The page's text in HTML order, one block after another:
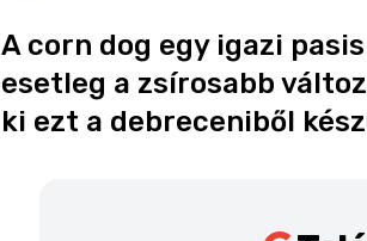
A corn dog egy igazi
esetleg a zsírosabb
ki ezt a debreceniből